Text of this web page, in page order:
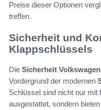
Preise dieser Optionen
treffen.
Sicherheit und
Klappschlüssels
Die Sicherheit
Vordergrund der modernen
Schlüssel sind nicht nur mit
ausgestattet, sondern